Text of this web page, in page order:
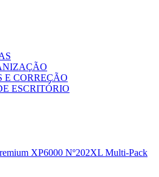
E CORREÇÃO
ESCRITÓRIO
XP6000 Nº202XL Multi-Pack